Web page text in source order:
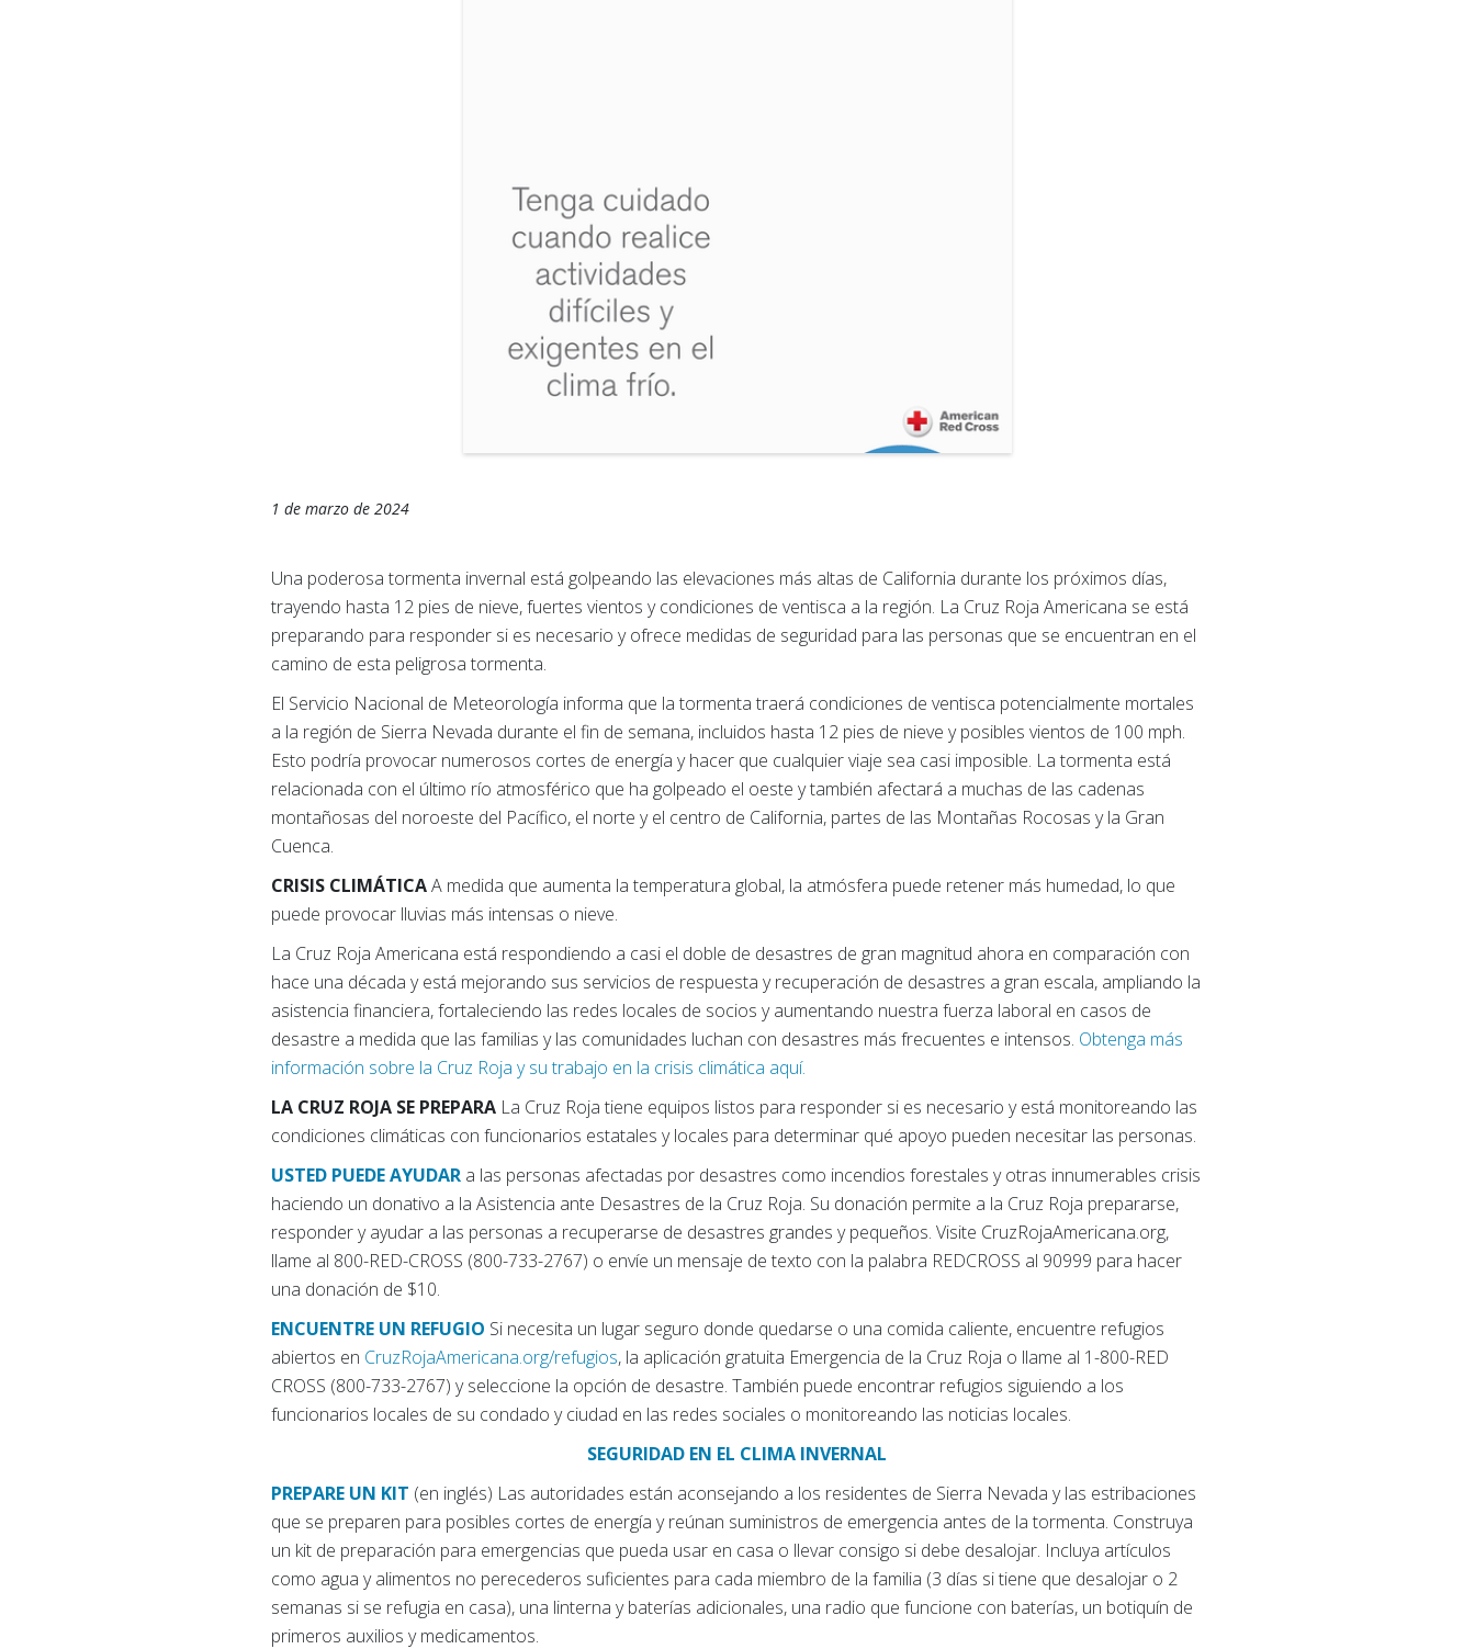
1 de marzo de 2024
Una poderosa tormenta invernal está golpeando las elevaciones más altas de California durante los próximos días,
trayendo hasta 12 pies de nieve, fuertes vientos y condiciones de ventisca a la región. La Cruz Roja Americana se está
preparando para responder si es necesario y ofrece medidas de seguridad para las personas que se encuentran en el
camino de esta peligrosa tormenta.
El Servicio Nacional de Meteorología informa que la tormenta traerá condiciones de ventisca potencialmente mortales
a la región de Sierra Nevada durante el fin de semana, incluidos hasta 12 pies de nieve y posibles vientos de 100 mph.
Esto podría provocar numerosos cortes de energía y hacer que cualquier viaje sea casi imposible. La tormenta está
relacionada con el último río atmosférico que ha golpeado el oeste y también afectará a muchas de las cadenas
montañosas del noroeste del Pacífico, el norte y el centro de California, partes de las Montañas Rocosas y la Gran
Cuenca.
CRISIS CLIMÁTICAA medida que aumenta la temperatura global, la atmósfera puede retener más humedad, lo que
puede provocar lluvias más intensas o nieve.
La Cruz Roja Americana está respondiendo a casi el doble de desastres de gran magnitud ahora en comparación con
hace una década y está mejorando sus servicios de respuesta y recuperación de desastres a gran escala, ampliando la
asistencia financiera, fortaleciendo las redes locales de socios y aumentando nuestra fuerza laboral en casos de
desastre a medida que las familias y las comunidades luchan con desastres más frecuentes e intensos. Obtenga más
información sobre la Cruz Roja y su trabajo en la crisis climática aquí.
LA CRUZ ROJA SE PREPARA La Cruz Roja tiene equipos listos para responder si es necesario y está monitoreando las
condiciones climáticas con funcionarios estatales y locales para determinar qué apoyo pueden necesitar las personas.
USTED PUEDE AYUDAR a las personas afectadas por desastres como incendios forestales y otras innumerables crisis
haciendo un donativo a la Asistencia ante Desastres de la Cruz Roja. Su donación permite a la Cruz Roja prepararse,
responder y ayudar a las personas a recuperarse de desastres grandes y pequeños. Visite CruzRojaAmericana.org,
llame al 800-RED-CROSS (800-733-2767) o envíe un mensaje de texto con la palabra REDCROSS al 90999 para hacer
una donación de $10.
ENCUENTRE UN REFUGIO Si necesita un lugar seguro donde quedarse o una comida caliente, encuentre refugios
abiertos en CruzRojaAmericana.org/refugios, la aplicación gratuita Emergencia de la Cruz Roja o llame al 1-800-RED
CROSS (800-733-2767) y seleccione la opción de desastre. También puede encontrar refugios siguiendo a los
funcionarios locales de su condado y ciudad en las redes sociales o monitoreando las noticias locales.
SEGURIDAD EN EL CLIMA INVERNAL
PREPARE UN KIT (en inglés) Las autoridades están aconsejando a los residentes de Sierra Nevada y las estribaciones
que se preparen para posibles cortes de energía y reúnan suministros de emergencia antes de la tormenta. Construya
un kit de preparación para emergencias que pueda usar en casa o llevar consigo si debe desalojar. Incluya artículos
como agua y alimentos no perecederos suficientes para cada miembro de la familia (3 días si tiene que desalojar o 2
semanas si se refugia en casa), una linterna y baterías adicionales, una radio que funcione con baterías, un botiquín de
primeros auxilios y medicamentos.